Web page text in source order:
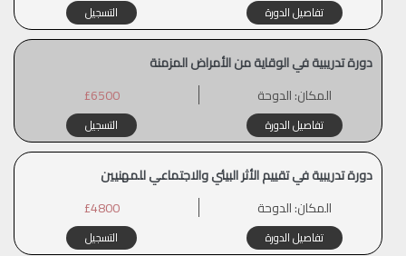
تفاصيل الدورة التسجيل
دورة تدريبية في الوقاية من الأمراض المزمنة
المكان:الدوحة £6500
تفاصيل الدورة التسجيل
دورة تدريبية في تقييم الأثر البيئي والاجتماعي للمهنيين
المكان:الدوحة £4800
تفاصيل الدورة التسجيل